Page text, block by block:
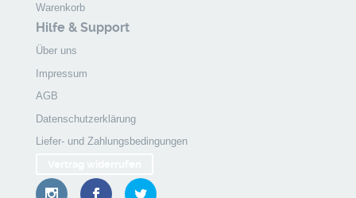
Warenkorb
Hilfe & Support
Über uns
Impressum
AGB
Datenschutzerklärung
Liefer- und Zahlungsbedingungen